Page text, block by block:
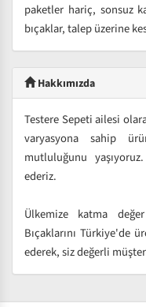
paketler hariç, sonsuz
bıçaklar, talep üzerine
Hakkımızda
Testere Sepeti ailesi
varyasyona sahip
mutluluğunu
ederiz.
Ülkemize katma
Bıçaklarını Türkiye'de
ederek, siz değerli